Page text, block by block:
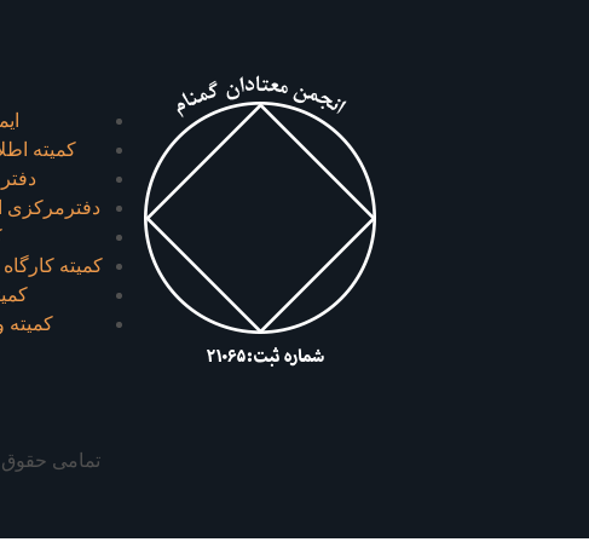
کميته
دفترمرکزی
کمیته
تمامی حقوق